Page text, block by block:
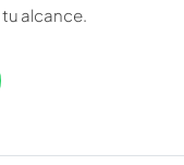
alcance.